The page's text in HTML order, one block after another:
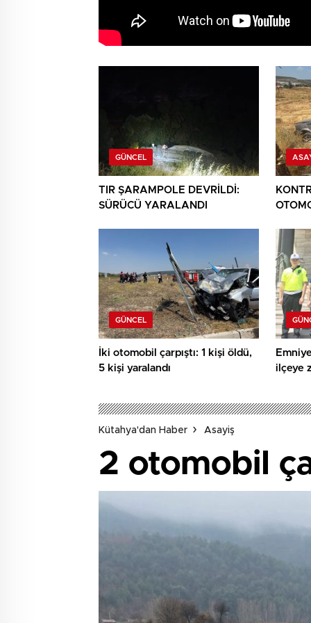
GÜNCEL
TIR ŞARAMPOLE DEVRİLDİ:
SÜRÜCÜ YARALANDI
GÜNCEL
İki otomobil çarpıştı: 1 kişi öldü,
5 kişi yaralandı
ilçeye
Kütahya'dan Haber Asayiş
2 otomobil